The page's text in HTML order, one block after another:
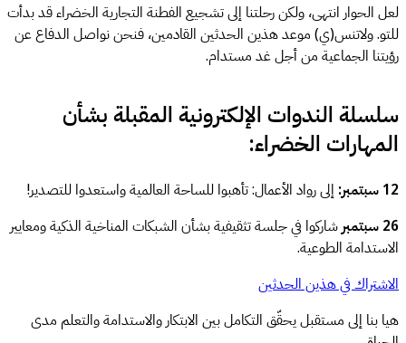
لعل الحوار انتهى، ولكن رحلتنا إلى تشجيع الفطنة التجارية الخضراء قد بدأت
للتو. ولاتنس(ي) موعد هذين الحدثين القادمين، فنحن نواصل الدفاع عن
رؤيتنا الجماعية من أجل غد مستدام.
سلسلة الندوات الإلكترونية المقبلة بشأن
المهارات الخضراء:
12 سبتمبر:
إلى رواد الأعمال: تأهبوا للساحة العالمية واستعدوا للتصدير!
26 سبتمبر
شاركوا في جلسة تثقيفية بشأن الشبكات المناخية الذكية ومعايير
الاستدامة الطوعية.
الاشتراك في هذين الحدثين
هيا بنا إلى مستقبل يحقّق التكامل بين الابتكار والاستدامة والتعلم مدى